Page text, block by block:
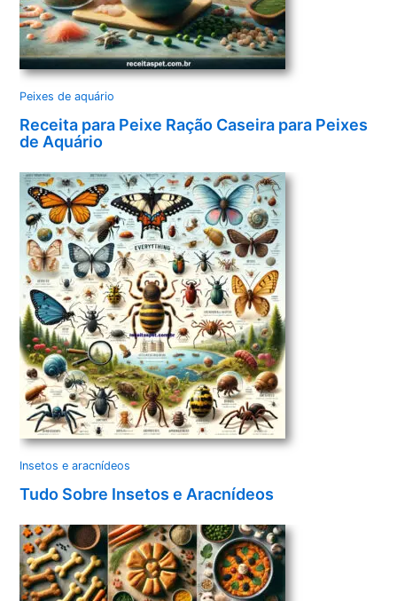
Peixes de aquário
Receita para Peixe Ração Caseira para Peixes
de Aquário
Insetos e aracnídeos
Tudo Sobre Insetos e Aracnídeos